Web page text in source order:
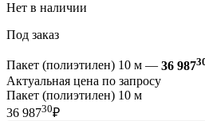
Нет в наличии
Под заказ
Пакет (полиэтилен) 10 м — 36 987
Актуальная цена по запросу
Пакет (полиэтилен) 10 м
36 98730₽